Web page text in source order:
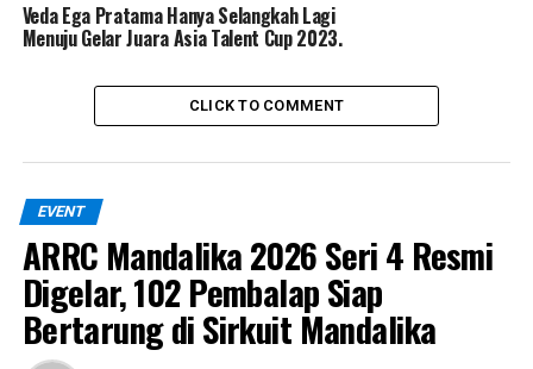
BMW Berencana Bergabung dalam MotoGP 2027
Bersama Pabrikan lain, Dimulai dari Nol
Veda Ega Pratama Hanya Selangkah Lagi
Menuju Gelar Juara Asia Talent Cup 2023.
CLICK TO COMMENT
EVENT
ARRC Mandalika 2026 Seri 4 Resmi
Digelar, 102 Pembalap Siap
Bertarung di Sirkuit Mandalika